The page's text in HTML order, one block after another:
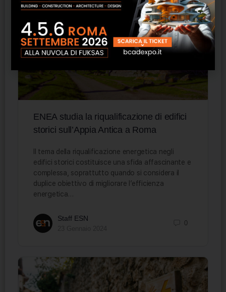
ENEA studia la riqualificazione di edifici
storici sull’Appia Antica a Roma
Il tema della riqualificazione energetica negli
edifici storici costituisce una sfida affascinante e
complessa, soprattutto quando si considera il
duplice obiettivo di migliorare l’efficienza
energetica…
Staff ESN
0